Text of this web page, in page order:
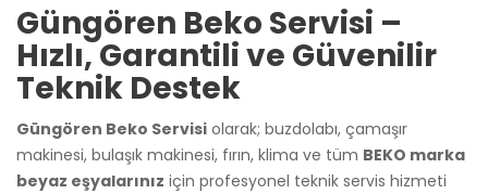
Güngören Beko Servisi –
Hızlı, Garantili ve Güvenilir
Teknik Destek
Güngören Beko Servisi olarak; buzdolabı, çamaşır
makinesi, bulaşık makinesi, fırın, klima ve tüm BEKO marka
beyaz eşyalarınız için profesyonel teknik servis hizmeti